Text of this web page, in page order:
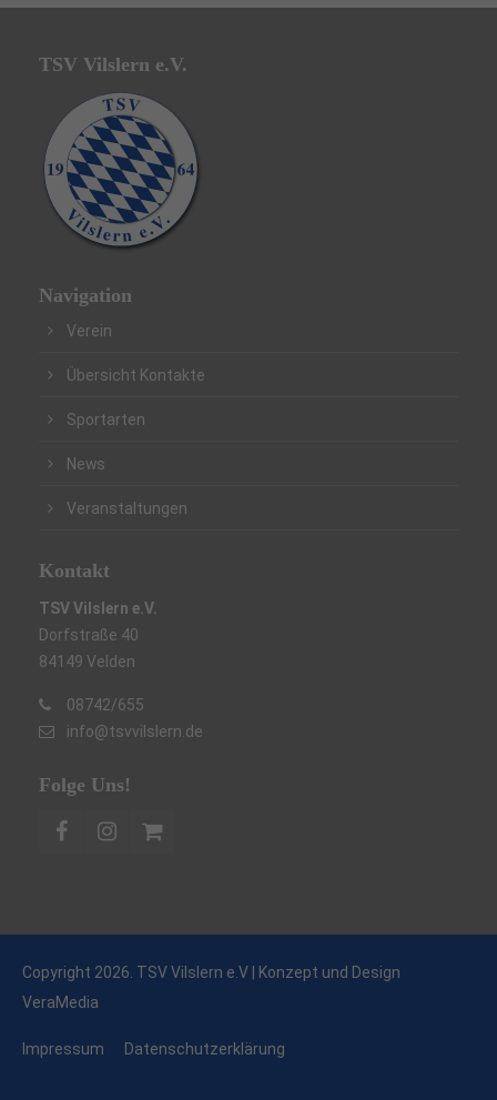
TSV Vilslern e.V.
Navigation
Verein
Übersicht Kontakte
Sportarten
News
Veranstaltungen
Kontakt
TSV Vilslern e.V.
Dorfstraße 40
84149 Velden
08742/655
info@tsvvilslern.de
Folge Uns!
Copyright 2026. TSV Vilslern e.V | Konzept und Design
VeraMedia
Impressum Datenschutzerklärung